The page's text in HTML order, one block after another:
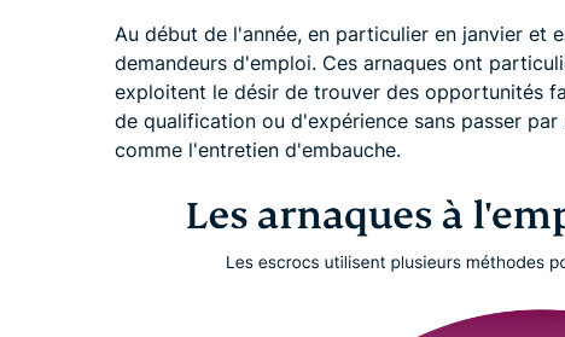
Au début de l'année, en particulier en janvier et
demandeurs d'emploi. Ces arnaques ont
exploitent le désir de trouver des opportunités
de qualification ou d'expérience sans passer
comme l'entretien d'embauche.